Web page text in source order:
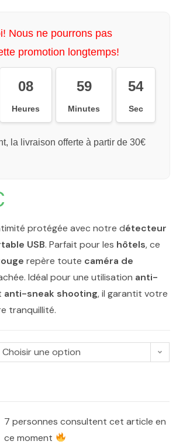
Nous ne pourrons pas
promotion longtemps!
08
Heures
59
Minutes
54
Sec
la livraison offerte à partir de 30€
protégée avec notre détecteur
USB. Parfait pour les hôtels, ce
repère toute caméra de
Idéal pour une utilisation anti-
anti-sneak shooting, il garantit votre
tranquillité.
Choisir une option
7 personnes consultent cet article en
ce moment